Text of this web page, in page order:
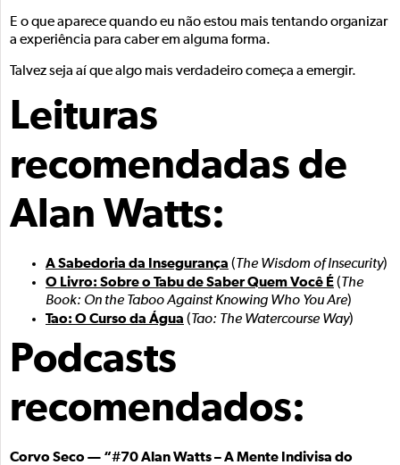
E o que aparece quando eu não estou mais tentando organizar
a experiência para caber em alguma forma.
Talvez seja aí que algo mais verdadeiro começa a emergir.
Leituras
recomendadas de
Alan Watts:
A Sabedoria da Insegurança ( The Wisdom of Insecurity)
O Livro: Sobre o Tabu de Saber Quem Você É( The
Book: On the Taboo Against Knowing Who You Are)
Tao: O Curso da Água ( Tao: The Watercourse Way)
Podcasts
recomendados:
Corvo Seco — “#70 Alan Watts – A Mente Indivisa do